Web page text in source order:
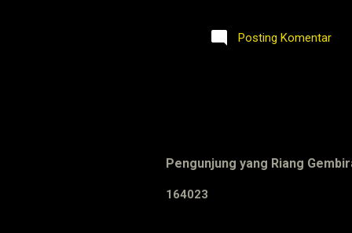
Posting Komentar
Pengunjung yang Riang
1 64023